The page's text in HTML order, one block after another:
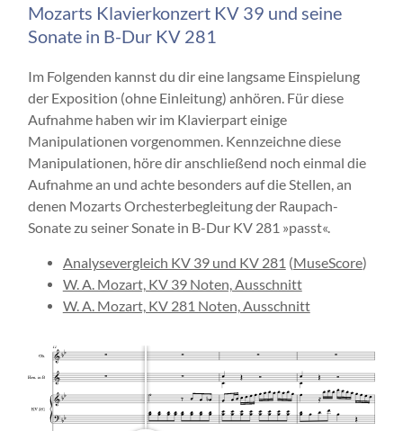
Mozarts Klavierkonzert KV 39 und seine
Sonate in B-Dur KV 281
Im Folgenden kannst du dir eine langsame Einspielung
der Exposition (ohne Einleitung) anhören. Für diese
Aufnahme haben wir im Klavierpart einige
Manipulationen vorgenommen. Kennzeichne diese
Manipulationen, höre dir anschließend noch einmal die
Aufnahme an und achte besonders auf die Stellen, an
denen Mozarts Orchesterbegleitung der Raupach-
Sonate zu seiner Sonate in B-Dur KV 281 »passt«.
Analysevergleich KV 39 und KV 281 (MuseScore)
W. A. Mozart, KV 39 Noten, Ausschnitt
W. A. Mozart, KV 281 Noten, Ausschnitt